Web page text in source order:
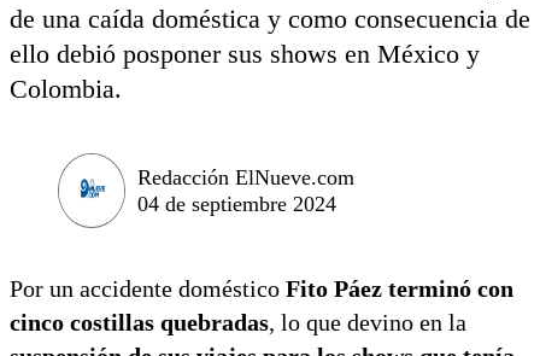
de una caída doméstica y como consecuencia de
ello debió posponer sus shows en México y
Colombia.
Redacción ElNueve.com
04 de septiembre 2024
Por un accidente doméstico Fito Páez terminó con
cinco costillas quebradas, lo que devino en la